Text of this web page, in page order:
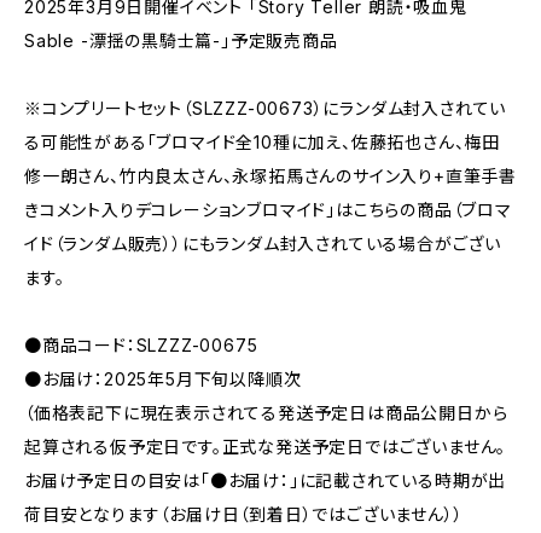
2025年3月9日開催イベント 「Story Teller 朗読・吸血鬼
Sable -漂揺の黒騎士篇-」予定販売商品
※コンプリートセット（SLZZZ-00673）にランダム封入されてい
る可能性がある「ブロマイド全10種に加え、佐藤拓也さん、梅田
修一朗さん、竹内良太さん、永塚拓馬さんのサイン入り+直筆手書
きコメント入りデコレーションブロマイド」はこちらの商品（ブロマ
イド（ランダム販売））にもランダム封入されている場合がござい
ます。
●商品コード：SLZZZ-00675
●お届け：2025年5月下旬以降順次
（価格表記下に現在表示されてる発送予定日は商品公開日から
起算される仮予定日です。正式な発送予定日ではございません。
お届け予定日の目安は「●お届け：」に記載されている時期が出
荷目安となります（お届け日（到着日）ではございません））